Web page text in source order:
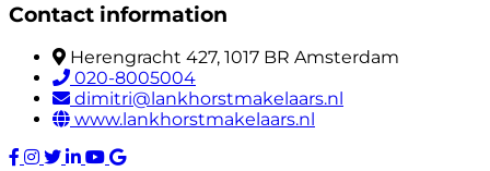
Contact information
Herengracht 427, 1017 BR Amsterdam
020-8005004
dimitri@lankhorstmakelaars.nl
www.lankhorstmakelaars.nl